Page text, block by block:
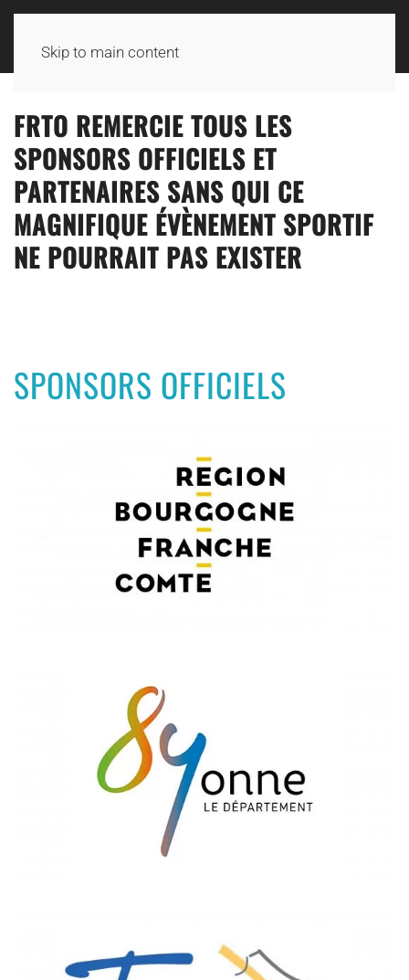
Skip to main content
TRAIL DE TANLAY RAIDLIGHT
FRTO REMERCIE TOUS LES
SPONSORS OFFICIELS ET
PARTENAIRES SANS QUI CE
MAGNIFIQUE ÉVÈNEMENT SPORTIF
NE POURRAIT PAS EXISTER
SPONSORS OFFICIELS